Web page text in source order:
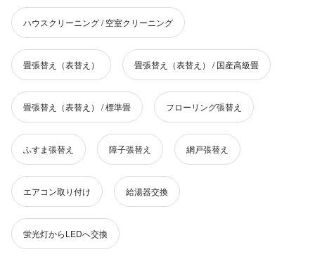
ハウスクリーニング / 空室クリーニング
畳張替え（表替え） 畳張替え（表替え） / 国産高級畳
畳張替え（表替え） / 標準畳 フローリング張替え
ふすま張替え 障子張替え 網戸張替え
エアコン取り付け 給湯器交換
蛍光灯からLEDへ交換